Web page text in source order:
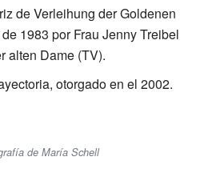
de Verleihung der Goldenen
1983 por Frau Jenny Treibel
alten Dame (TV).
otorgado en el 2002.
de María Schell